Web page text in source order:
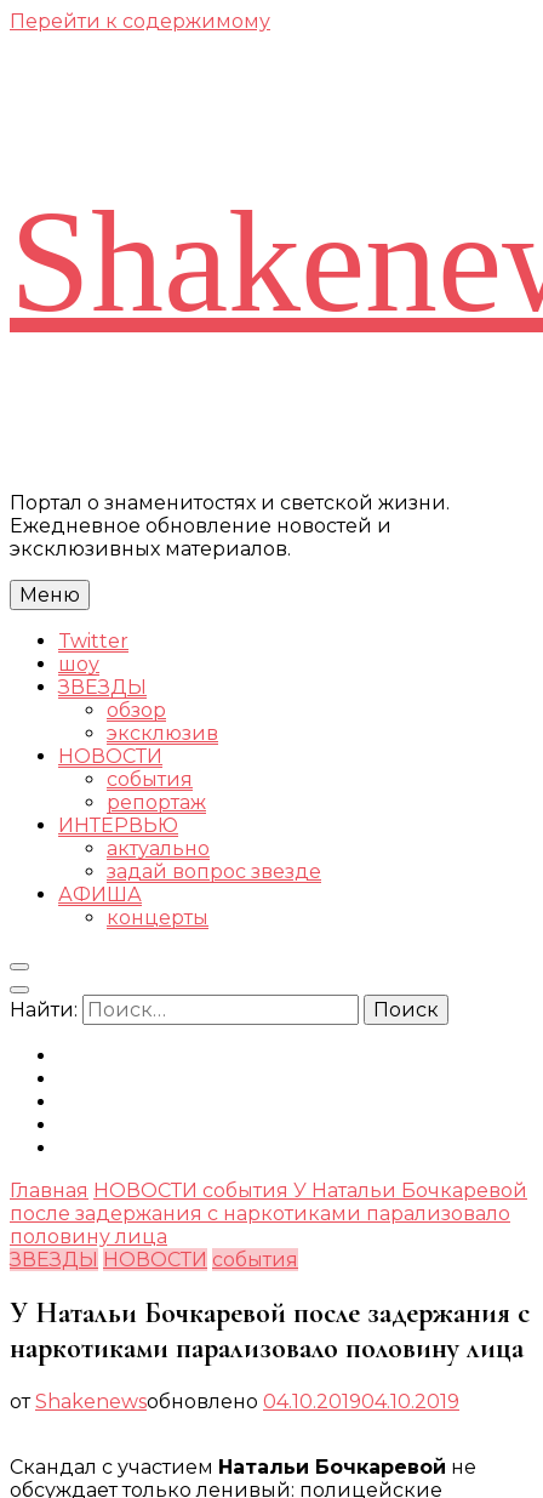
Перейти к содержимому
Портал о знаменитостях и светской жизни.
Ежедневное обновление новостей и
эксклюзивных материалов.
Меню
Twitter
шоу
ЗВЕЗДЫ
обзор
эксклюзив
НОВОСТИ
события
репортаж
ИНТЕРВЬЮ
актуально
задай вопрос звезде
АФИША
концерты
Найти:
Главная НОВОСТИ события У Натальи Бочкаревой
после задержания с наркотиками парализовало
половину лица
ЗВЕЗДЫ НОВОСТИ события
У Натальи Бочкаревой после задержания с
наркотиками парализовало половину лица
отShakenewsобновлено 04.10.201904.10.2019
Скандал с участием Натальи Бочкаревой не
обсуждает только ленивый: полицейские